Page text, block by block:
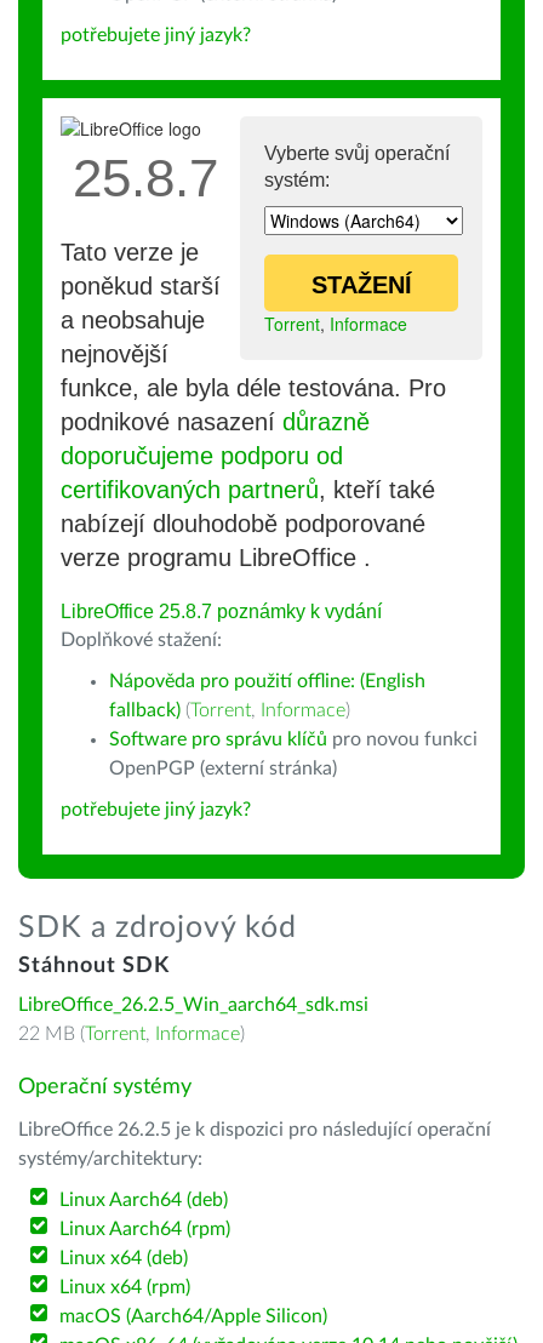
potřebujete jiný jazyk?
Vyberte svůj operační
systém:
STAŽENÍ
Torrent, Informace
25.8.7
Tato verze je
poněkud starší
a neobsahuje
nejnovější
funkce, ale byla déle testována. Pro
podnikové nasazení důrazně
doporučujeme podporu od
certifikovaných partnerů, kteří také
nabízejí dlouhodobě podporované
verze programu LibreOffice .
LibreOffice 25.8.7 poznámky k vydání
Doplňkové stažení:
Nápověda pro použití offline: (English
fallback) (Torrent, Informace)
Software pro správu klíčů pro novou funkci
OpenPGP (externí stránka)
potřebujete jiný jazyk?
SDK a zdrojový kód
Stáhnout SDK
LibreOffice_26.2.5_Win_aarch64_sdk.msi
22 MB (Torrent, Informace)
Operační systémy
LibreOffice 26.2.5 je k dispozici pro následující operační
systémy/architektury:
Linux Aarch64 (deb)
Linux Aarch64 (rpm)
Linux x64 (deb)
Linux x64 (rpm)
macOS (Aarch64/Apple Silicon)